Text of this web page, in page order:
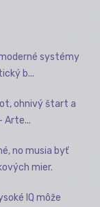
systémy
b...
ohnivý štart a
Arte...
no musia byť
mier.
IQ môže